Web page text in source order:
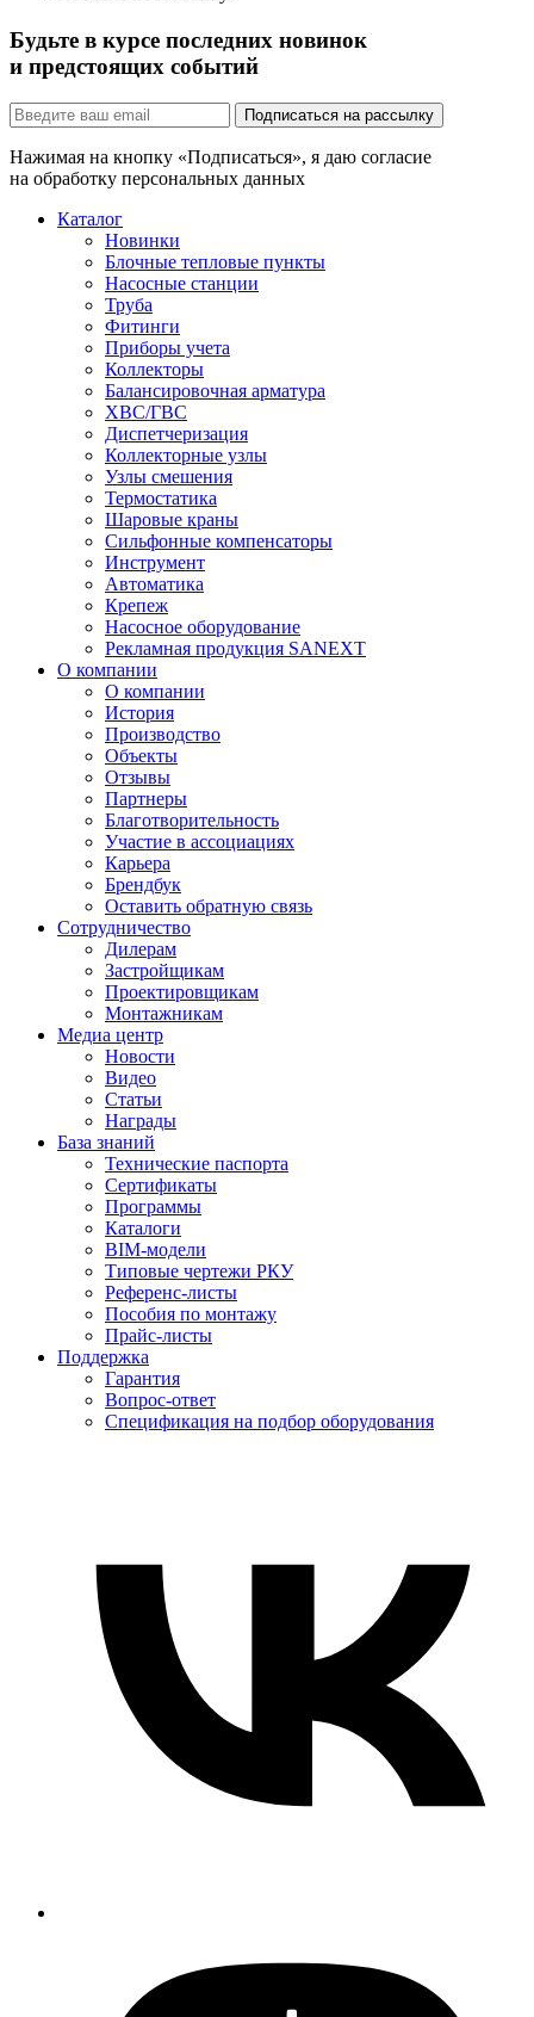
Будьте в курсе последних новинок
и предстоящих событий
Подписаться на рассылку
Нажимая на кнопку «Подписаться», я даю согласие
на обработку персональных данных
Каталог
Новинки
Блочные тепловые пункты
Насосные станции
Труба
Фитинги
Приборы учета
Коллекторы
Балансировочная арматура
ХВС/ГВС
Диспетчеризация
Коллекторные узлы
Узлы смешения
Термостатика
Шаровые краны
Сильфонные компенсаторы
Инструмент
Автоматика
Крепеж
Насосное оборудование
Рекламная продукция SANEXT
О компании
О компании
История
Производство
Объекты
Отзывы
Партнеры
Благотворительность
Участие в ассоциациях
Карьера
Брендбук
Оставить обратную связь
Сотрудничество
Дилерам
Застройщикам
Проектировщикам
Монтажникам
Медиа центр
Новости
Видео
Статьи
Награды
База знаний
Технические паспорта
Сертификаты
Программы
Каталоги
BIM-модели
Типовые чертежи РКУ
Референс-листы
Пособия по монтажу
Прайс-листы
Поддержка
Гарантия
Вопрос-ответ
Спецификация на подбор оборудования